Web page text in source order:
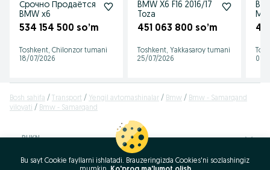
Срочно Продаётся
BMW x6
534 154 500 so’m
Toshkent, Chilonzor tumani
18/07/2026
BMW X6 F16 2016/17
Toza
451 063 800 so’m
Toshkent, Yakkasaroy tumani
25/07/2026
M
01/
Bosh sahifa Transport Yengil avtomashinalar Bmw
Bmw - Samarqand
viloyati
Bmw - Samarqand
RUKN
Bu sayt Cookie fayllarni ishlatadi. Brauzeringizda Cookies'ni sozlashingiz